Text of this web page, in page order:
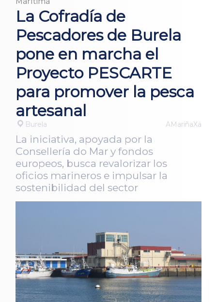
La Cofradía de
Pescadores de Burela
pone en marcha el
Proyecto PESCARTE
para promover la pesca
artesanal
Burela AMariñaXa
La iniciativa, apoyada por la
Consellería do Mar y fondos
europeos, busca revalorizar los
oficios marineros e impulsar la
sostenibilidad del sector